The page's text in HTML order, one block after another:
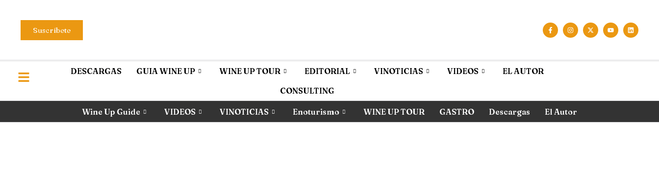
Suscríbete
DESCARGAS GUIA WINE UP WINE UP TOUR EDITORIAL VINOTICIAS VIDEOS
EL AUTOR
CONSULTING
Wine Up Guide VIDEOS VINOTICIAS Enoturismo WINE UP TOUR GASTRO Descargas El Autor